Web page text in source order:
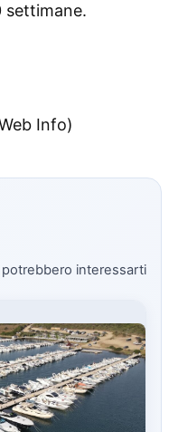
settimane.
Info)
interessarti